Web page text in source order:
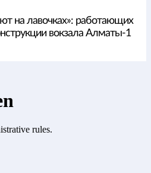
на лавочках»: работающих
вокзала Алматы-1